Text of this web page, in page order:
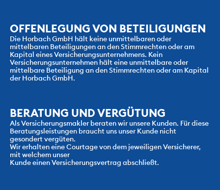
OFFENLEGUNG VON BETEILIGUNGEN
Die Horbach GmbH hält keine unmittelbaren oder
mittelbaren Beteiligungen an den Stimmrechten oder am
Kapital eines Versicherungsunternehmens. Kein
Versicherungsunternehmen hält eine unmittelbare oder
mittelbare Beteiligung an den Stimmrechten oder am Kapital
der Horbach GmbH.
BERATUNG UND VERGÜTUNG
Als Versicherungsmakler beraten wir unsere Kunden. Für diese
Beratungsleistungen braucht uns unser Kunde nicht
gesondert vergüten.
Wir erhalten eine Courtage von dem jeweiligen Versicherer,
mit welchem unser
Kunde einen Versicherungsvertrag abschließt.